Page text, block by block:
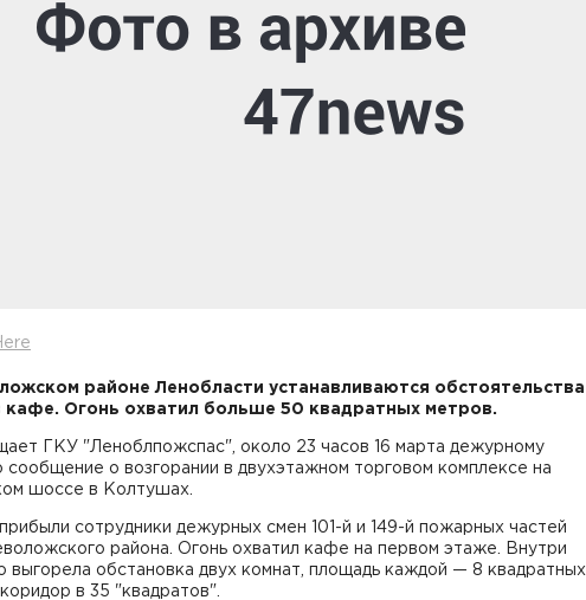
районе Ленобласти устанавливаются обстоятельства
кафе. Огонь охватил больше 50 квадратных метров.
ГКУ "Леноблпожспас", около 23 часов 16 марта дежурному
сообщение о возгорании в двухэтажном торговом комплексе на
шоссе в Колтушах.
сотрудники дежурных смен 101-й и 149-й пожарных частей
района. Огонь охватил кафе на первом этаже. Внутри
выгорела обстановка двух комнат, площадь каждой — 8 квадратных
в 35 "квадратов".